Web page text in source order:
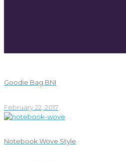
Goodie Bag BNI
February 22, 2017
Notebook Wove Style